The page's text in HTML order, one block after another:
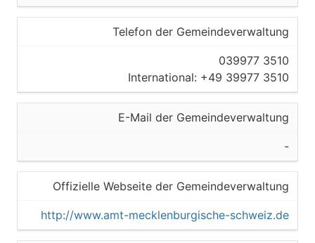
Telefon der Gemeindeverwaltung
039977 3510
International: +49 39977 3510
E-Mail der Gemeindeverwaltung
-
Offizielle Webseite der Gemeindeverwaltung
http://www.amt-mecklenburgische-schweiz.de